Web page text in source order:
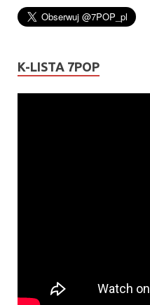
K-LISTA 7POP